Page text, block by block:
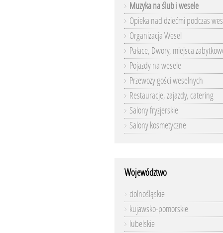
Muzyka na ślub i wesele
Opieka nad dziećmi podczas
Organizacja Wesel
Pałace, Dwory, miejsca
Pojazdy na wesele
Przewozy gości weselnych
Restauracje, zajazdy, catering
Salony fryzjerskie
Salony kosmetyczne
Województwo
dolnośląskie
kujawsko-pomorskie
lubelskie